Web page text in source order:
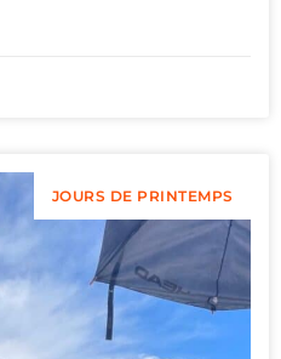
JOURS DE PRINTEMPS